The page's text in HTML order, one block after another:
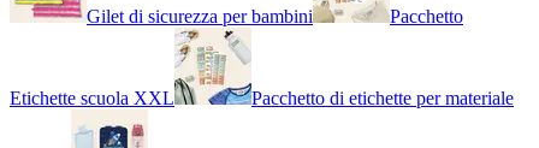
Gilet di sicurezza per bambini Pacchetto
Etichette scuola XXL Pacchetto di etichette per materiale